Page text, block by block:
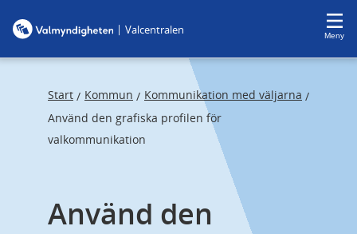
| Valcentralen Meny
Start / Kommun / Kommunikation med väljarna /
Använd den grafiska profilen för
valkommunikation
Använd den
c
c